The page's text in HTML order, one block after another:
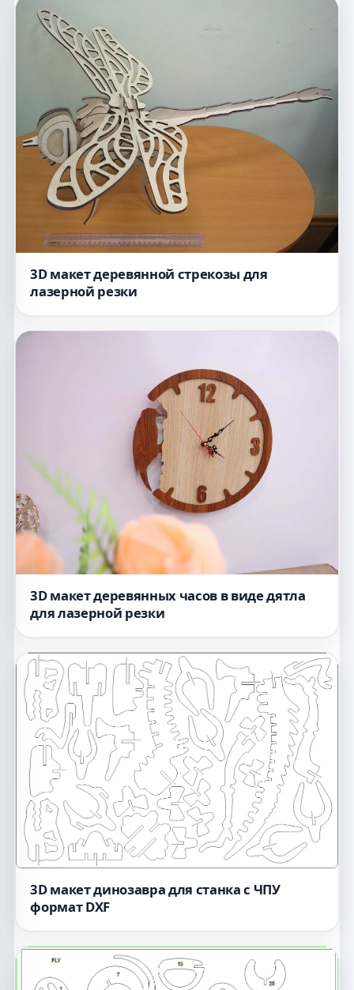
3D макет деревянной стрекозы для
лазерной резки
3D макет деревянных часов в виде дятла
для лазерной резки
3D макет динозавра для станка с ЧПУ
формат DXF